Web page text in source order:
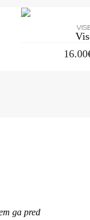
16.00
ga pred